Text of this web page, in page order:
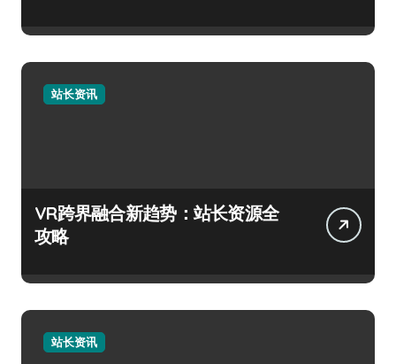
站长资讯
VR跨界融合新趋势：站长资源全
攻略
站长资讯